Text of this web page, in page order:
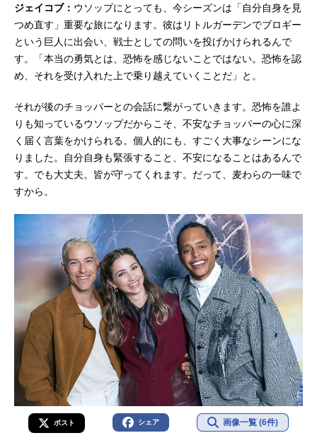
ジェイコブ： ウソップにとっても、今シーズンは「自分自身を見
つめ直す」重要な旅になります。彼はリトルガーデンでブロギー
という巨人に出会い、戦士としての問いを投げかけられるんで
す。「本当の勇気とは、恐怖を感じないことではない。恐怖を認
め、それを受け入れた上で乗り越えていくことだ」と。
それが後のチョッパーとの会話に繋がっていきます。恐怖を誰よ
りも知っているウソップだからこそ、不安なチョッパーの心に深
く届く言葉をかけられる。個人的にも、すごく大事なシーンにな
りました。自分自身も緊張すること、不安になることはあるんで
す。でも大丈夫。皆が守ってくれます。だって、麦わらの一味で
すから。
ポスト シェア 画像一覧 (6件)